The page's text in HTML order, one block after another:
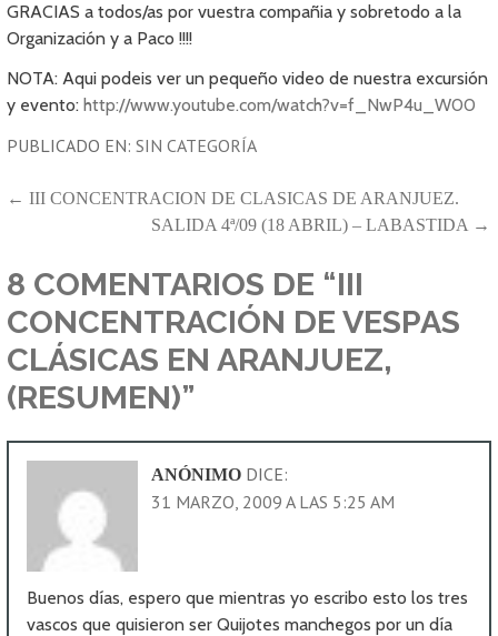
GRACIAS a todos/as por vuestra compañia y sobretodo a la
Organización y a Paco !!!!
NOTA: Aqui podeis ver un pequeño video de nuestra excursión
y evento: http://www.youtube.com/watch?v=f_NwP4u_W00
PUBLICADO EN:SIN CATEGORÍA
NAVEGACIÓN
ENTRADAS
← III CONCENTRACION DE CLASICAS DE ARANJUEZ.
SALIDA 4ª/09 (18 ABRIL) – LABASTIDA →
8 COMENTARIOS DE “III
CONCENTRACIÓN DE VESPAS
CLÁSICAS EN ARANJUEZ,
(RESUMEN)”
ANÓNIMO DICE:
31 MARZO, 2009 A LAS 5:25 AM
Buenos días, espero que mientras yo escribo esto los tres
vascos que quisieron ser Quijotes manchegos por un día